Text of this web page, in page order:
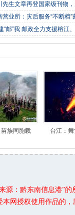
先生文章再登国家级刊物
营业所：灾后服务“不断档
“邮”我 邮政全力支援榕江
族同胞载 台江：
源：黔东南信息港”
本网授权使用作品的